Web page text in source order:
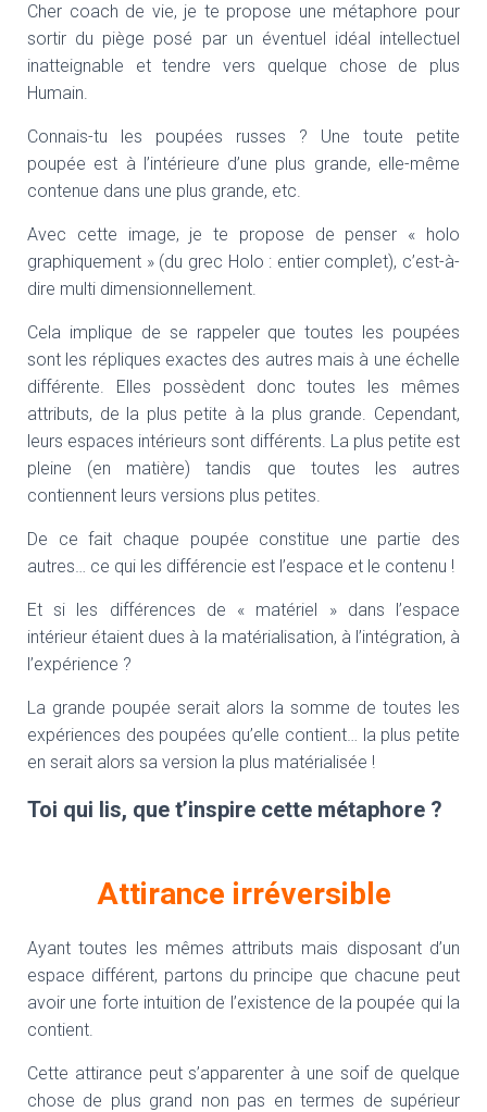
Cher coach de vie, je te propose une métaphore pour
sortir du piège posé par un éventuel idéal intellectuel
inatteignable et tendre vers quelque chose de plus
Humain.
Connais-tu les poupées russes ? Une toute petite
poupée est à l’intérieure d’une plus grande, elle-même
contenue dans une plus grande, etc.
Avec cette image, je te propose de penser « holo
graphiquement » (du grec Holo : entier complet), c’est-à-
dire multi dimensionnellement.
Cela implique de se rappeler que toutes les poupées
sont les répliques exactes des autres mais à une échelle
différente. Elles possèdent donc toutes les mêmes
attributs, de la plus petite à la plus grande. Cependant,
leurs espaces intérieurs sont différents. La plus petite est
pleine (en matière) tandis que toutes les autres
contiennent leurs versions plus petites.
De ce fait chaque poupée constitue une partie des
autres… ce qui les différencie est l’espace et le contenu !
Et si les différences de « matériel » dans l’espace
intérieur étaient dues à la matérialisation, à l’intégration, à
l’expérience ?
La grande poupée serait alors la somme de toutes les
expériences des poupées qu’elle contient… la plus petite
en serait alors sa version la plus matérialisée !
Toi qui lis, que t’inspire cette métaphore ?
Attirance irréversible
Ayant toutes les mêmes attributs mais disposant d’un
espace différent, partons du principe que chacune peut
avoir une forte intuition de l’existence de la poupée qui la
contient.
Cette attirance peut s’apparenter à une soif de quelque
chose de plus grand non pas en termes de supérieur